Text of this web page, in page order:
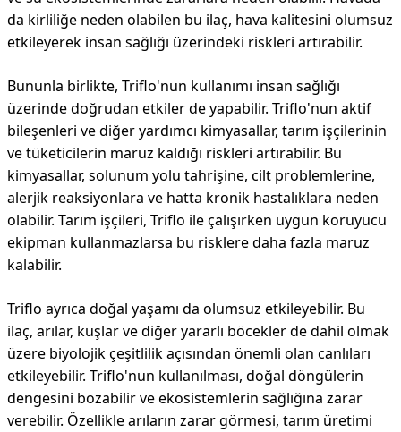
da kirliliğe neden olabilen bu ilaç, hava kalitesini olumsuz
etkileyerek insan sağlığı üzerindeki riskleri artırabilir.
Bununla birlikte, Triflo'nun kullanımı insan sağlığı
üzerinde doğrudan etkiler de yapabilir. Triflo'nun aktif
bileşenleri ve diğer yardımcı kimyasallar, tarım işçilerinin
ve tüketicilerin maruz kaldığı riskleri artırabilir. Bu
kimyasallar, solunum yolu tahrişine, cilt problemlerine,
alerjik reaksiyonlara ve hatta kronik hastalıklara neden
olabilir. Tarım işçileri, Triflo ile çalışırken uygun koruyucu
ekipman kullanmazlarsa bu risklere daha fazla maruz
kalabilir.
Triflo ayrıca doğal yaşamı da olumsuz etkileyebilir. Bu
ilaç, arılar, kuşlar ve diğer yararlı böcekler de dahil olmak
üzere biyolojik çeşitlilik açısından önemli olan canlıları
etkileyebilir. Triflo'nun kullanılması, doğal döngülerin
dengesini bozabilir ve ekosistemlerin sağlığına zarar
verebilir. Özellikle arıların zarar görmesi, tarım üretimi